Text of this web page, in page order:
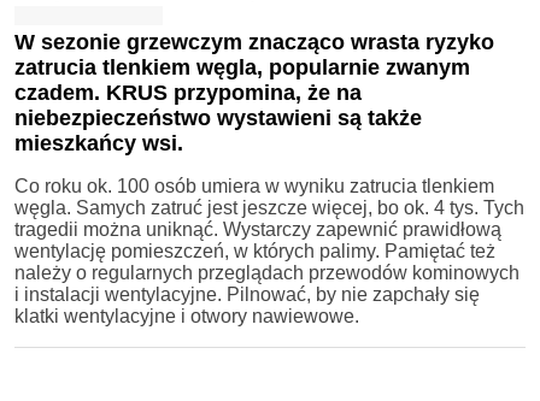
W sezonie grzewczym znacząco wrasta ryzyko
zatrucia tlenkiem węgla, popularnie zwanym
czadem. KRUS przypomina, że na
niebezpieczeństwo wystawieni są także
mieszkańcy wsi.
Co roku ok. 100 osób umiera w wyniku zatrucia tlenkiem
węgla. Samych zatruć jest jeszcze więcej, bo ok. 4 tys. Tych
tragedii można uniknąć. Wystarczy zapewnić prawidłową
wentylację pomieszczeń, w których palimy. Pamiętać też
należy o regularnych przeglądach przewodów kominowych
i instalacji wentylacyjne. Pilnować, by nie zapchały się
klatki wentylacyjne i otwory nawiewowe.